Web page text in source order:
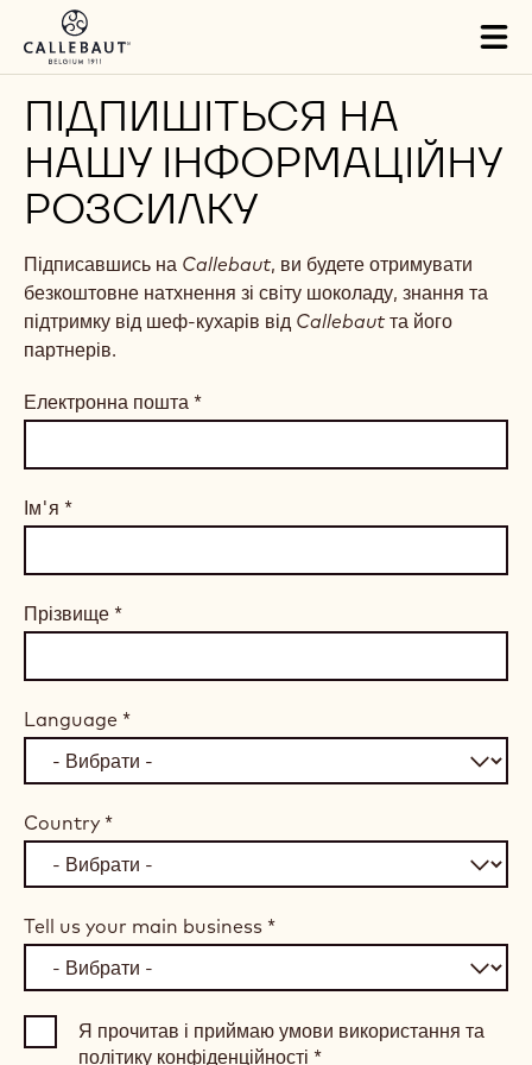
Skip to main content
ПІДПИШІТЬСЯ НА
НАШУ ІНФОРМАЦІЙНУ
РОЗСИЛКУ
Підписавшись на Callebaut, ви будете отримувати
безкоштовне натхнення зі світу шоколаду, знання та
підтримку від шеф-кухарів від Callebaut та його
партнерів.
Електронна пошта *
Ім'я *
Прізвище *
Language *
Country *
Tell us your main business *
Я прочитав і приймаю умови використання та
політику конфіденційності *